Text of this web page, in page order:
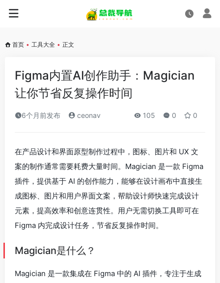
首页 • 工具大全 • 正文
Figma内置AI创作助手：Magician
让你节省反复操作时间
6个月前发布 ceonav 105 0 0
在产品设计和界面原型制作过程中，图标、图片和 UX 文
案的制作通常需要耗费大量时间。Magician 是一款 Figma
插件，提供基于 AI 的创作能力，能够在设计画布中直接生
成图标、图片和用户界面文案，帮助设计师快速完成设计
元素，提高效率和创意连贯性。用户无需切换工具即可在
Figma 内完成设计任务，节省反复操作时间。
Magician是什么？
Magician 是一款集成在 Figma 中的 AI 插件，专注于生成